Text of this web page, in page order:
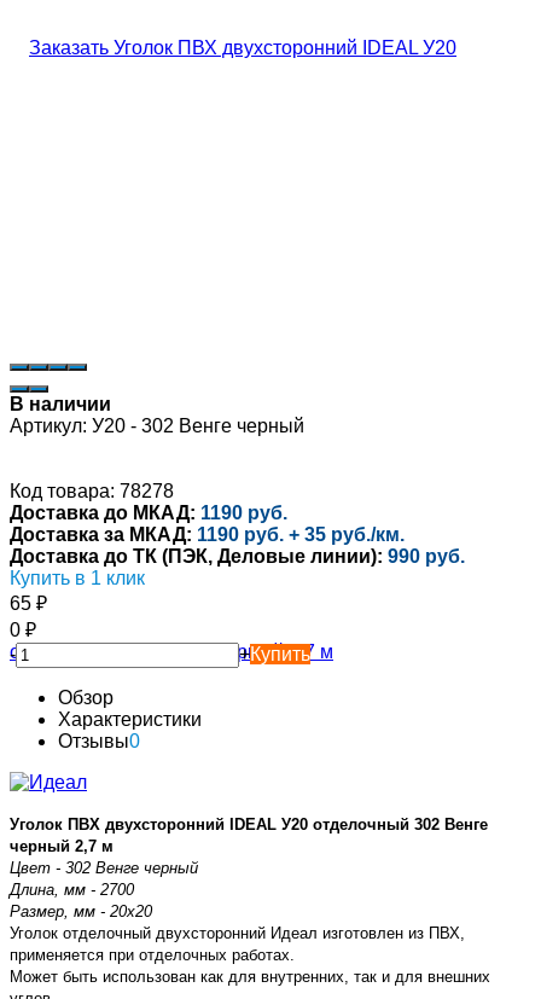
В наличии
Артикул: У20 - 302 Венге черный
Код товара: 78278
Доставка до МКАД: 1190 руб.
Доставка за МКАД: 1190 руб. + 35 руб./км.
Доставка до ТК (ПЭК, Деловые линии): 990 руб.
Купить в 1 клик
65 ₽
0 ₽
-
+Купить
Обзор
Характеристики
Отзывы0
Уголок ПВХ двухсторонний IDEAL У20 отделочный 302 Венге
черный 2,7 м
Цвет - 302 Венге черный
Длина, мм - 2700
Размер, мм - 20х20
Уголок отделочный двухсторонний Идеал изготовлен из ПВХ,
применяется при отделочных работах.
Может быть использован как для внутренних, так и для внешних